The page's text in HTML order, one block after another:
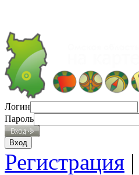
Логин
Пароль
Регистрация |